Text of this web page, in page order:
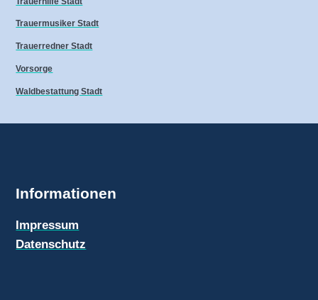
Trauermusiker Stadt
Trauerredner Stadt
Vorsorge
Waldbestattung Stadt
Informationen
Impressum
Datenschutz